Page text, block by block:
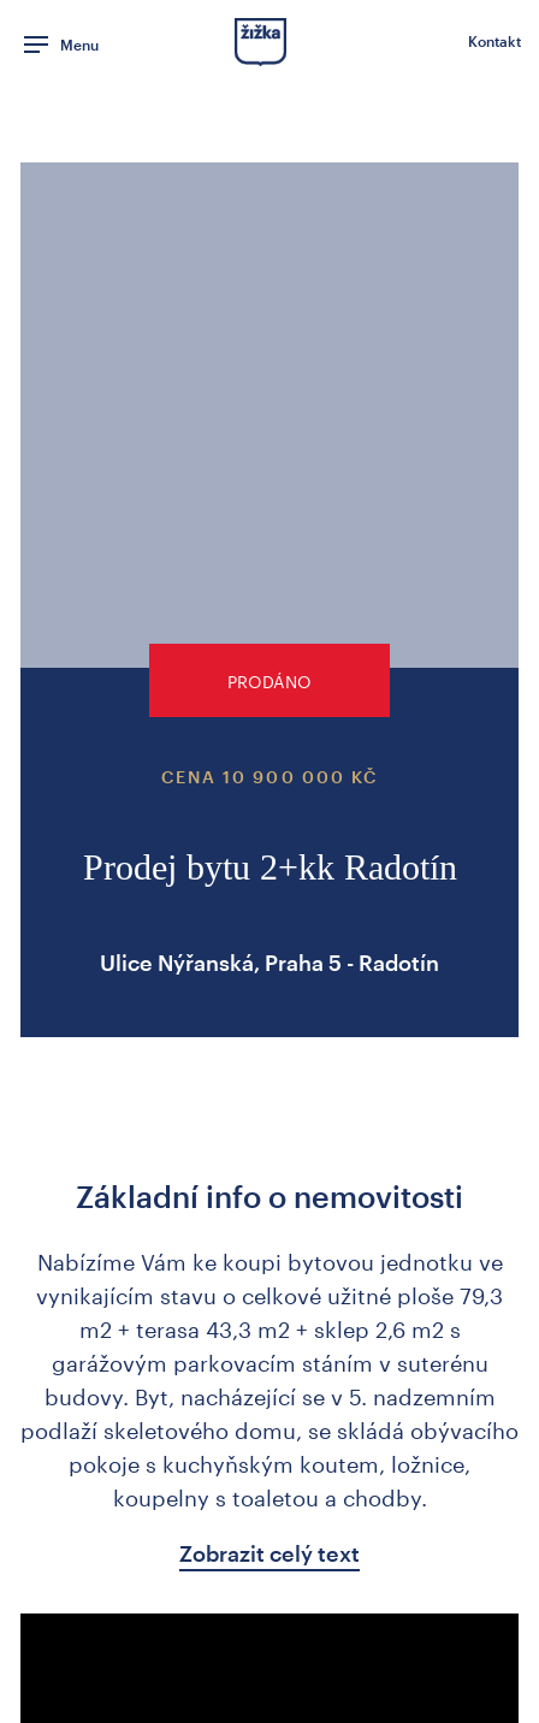
Menu Kontakt
CENA 10 900 000 KČ
Prodej bytu 2+kk Radotín
Ulice Nýřanská, Praha 5 - Radotín
PRODÁNO
Základní info o nemovitosti
Nabízíme Vám ke koupi bytovou jednotku ve
vynikajícím stavu o celkové užitné ploše 79,3
m2 + terasa 43,3 m2 + sklep 2,6 m2 s
garážovým parkovacím stáním v suterénu
budovy. Byt, nacházející se v 5. nadzemním
podlaží skeletového domu, se skládá obývacího
pokoje s kuchyňským koutem, ložnice,
koupelny s toaletou a chodby.
Zobrazit celý text